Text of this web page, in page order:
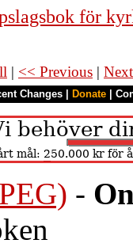
för
| << Previous |
Changes Donate
-